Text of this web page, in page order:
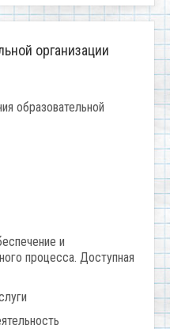
организации
образовательной
и
процесса. Доступная